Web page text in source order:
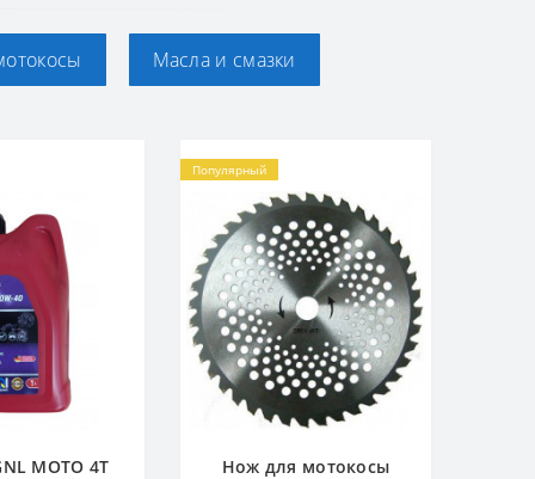
Масла и смазки
МОТО 4T
Популярный
Нож для мотокосы